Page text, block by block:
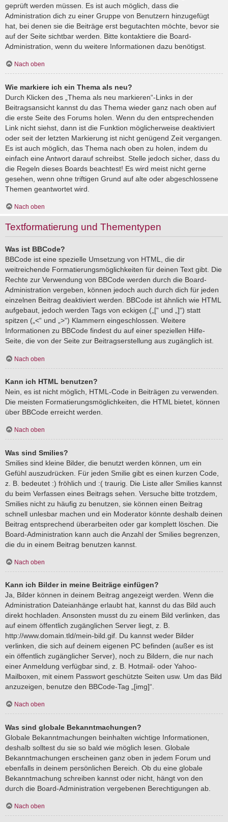
geprüft werden müssen. Es ist auch möglich, dass die
Administration dich zu einer Gruppe von Benutzern hinzugefügt
hat, bei denen sie die Beiträge erst begutachten möchte, bevor sie
auf der Seite sichtbar werden. Bitte kontaktiere die Board-
Administration, wenn du weitere Informationen dazu benötigst.
Nach oben
Wie markiere ich ein Thema als neu?
Durch Klicken des „Thema als neu markieren“-Links in der
Beitragsansicht kannst du das Thema wieder ganz nach oben auf
die erste Seite des Forums holen. Wenn du den entsprechenden
Link nicht siehst, dann ist die Funktion möglicherweise deaktiviert
oder seit der letzten Markierung ist nicht genügend Zeit vergangen.
Es ist auch möglich, das Thema nach oben zu holen, indem du
einfach eine Antwort darauf schreibst. Stelle jedoch sicher, dass du
die Regeln dieses Boards beachtest! Es wird meist nicht gerne
gesehen, wenn ohne triftigen Grund auf alte oder abgeschlossene
Themen geantwortet wird.
Nach oben
Textformatierung und Thementypen
Was ist BBCode?
BBCode ist eine spezielle Umsetzung von HTML, die dir
weitreichende Formatierungsmöglichkeiten für deinen Text gibt. Die
Rechte zur Verwendung von BBCode werden durch die Board-
Administration vergeben, können jedoch auch durch dich für jeden
einzelnen Beitrag deaktiviert werden. BBCode ist ähnlich wie HTML
aufgebaut, jedoch werden Tags von eckigen („[“ und „]“) statt
spitzen („<“ und „>“) Klammern eingeschlossen. Weitere
Informationen zu BBCode findest du auf einer speziellen Hilfe-
Seite, die von der Seite zur Beitragserstellung aus zugänglich ist.
Nach oben
Kann ich HTML benutzen?
Nein, es ist nicht möglich, HTML-Code in Beiträgen zu verwenden.
Die meisten Formatierungsmöglichkeiten, die HTML bietet, können
über BBCode erreicht werden.
Nach oben
Was sind Smilies?
Smilies sind kleine Bilder, die benutzt werden können, um ein
Gefühl auszudrücken. Für jeden Smilie gibt es einen kurzen Code,
z. B. bedeutet :) fröhlich und :( traurig. Die Liste aller Smilies kannst
du beim Verfassen eines Beitrags sehen. Versuche bitte trotzdem,
Smilies nicht zu häufig zu benutzen, sie können einen Beitrag
schnell unlesbar machen und ein Moderator könnte deshalb deinen
Beitrag entsprechend überarbeiten oder gar komplett löschen. Die
Board-Administration kann auch die Anzahl der Smilies begrenzen,
die du in einem Beitrag benutzen kannst.
Nach oben
Kann ich Bilder in meine Beiträge einfügen?
Ja, Bilder können in deinem Beitrag angezeigt werden. Wenn die
Administration Dateianhänge erlaubt hat, kannst du das Bild auch
direkt hochladen. Ansonsten musst du zu einem Bild verlinken, das
auf einem öffentlich zugänglichen Server liegt, z. B.
http://www.domain.tld/mein-bild.gif. Du kannst weder Bilder
verlinken, die sich auf deinem eigenen PC befinden (außer es ist
ein öffentlich zugänglicher Server), noch zu Bildern, die nur nach
einer Anmeldung verfügbar sind, z. B. Hotmail- oder Yahoo-
Mailboxen, mit einem Passwort geschützte Seiten usw. Um das Bild
anzuzeigen, benutze den BBCode-Tag „[img]“.
Nach oben
Was sind globale Bekanntmachungen?
Globale Bekanntmachungen beinhalten wichtige Informationen,
deshalb solltest du sie so bald wie möglich lesen. Globale
Bekanntmachungen erscheinen ganz oben in jedem Forum und
ebenfalls in deinem persönlichen Bereich. Ob du eine globale
Bekanntmachung schreiben kannst oder nicht, hängt von den
durch die Board-Administration vergebenen Berechtigungen ab.
Nach oben